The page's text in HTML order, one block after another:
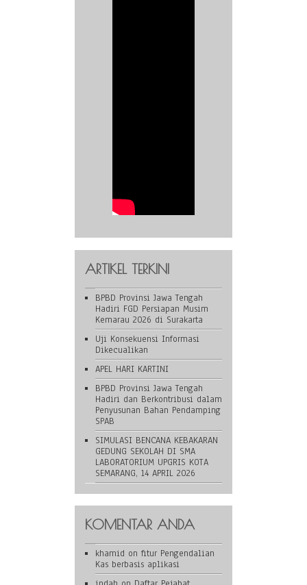
ARTIKEL TERKINI
BPBD Provinsi Jawa Tengah
Hadiri FGD Persiapan Musim
Kemarau 2026 di Surakarta
Uji Konsekuensi Informasi
Dikecualikan
APEL HARI KARTINI
BPBD Provinsi Jawa Tengah
Hadiri dan Berkontribusi dalam
Penyusunan Bahan Pendamping
SPAB
SIMULASI BENCANA KEBAKARAN
GEDUNG SEKOLAH DI SMA
LABORATORIUM UPGRIS KOTA
SEMARANG, 14 APRIL 2026
KOMENTAR ANDA
khamid on fitur Pengendalian
Kas berbasis aplikasi